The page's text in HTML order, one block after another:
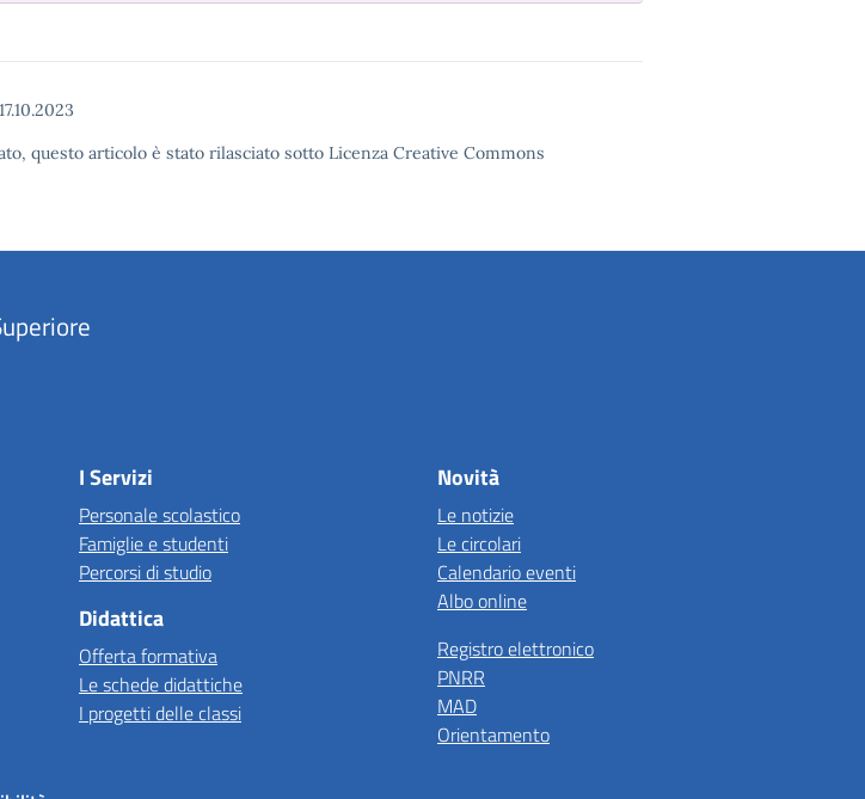
17.10.2023
questo articolo è stato rilasciato sotto Licenza Creative Commons
I Servizi
Personale scolastico
Famiglie e studenti
Percorsi di studio
Didattica
Offerta formativa
Le schede didattiche
I progetti delle classi
Novità
Le notizie
Le circolari
Calendario eventi
Albo online
Registro elettronico
PNRR
MAD
Orientamento